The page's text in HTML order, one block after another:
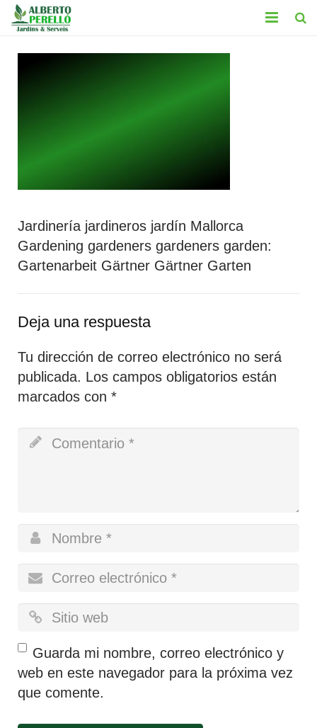
INICIO
Jardinería jardineros jardín Mallorca
Gardening gardeners gardeners garden:
Gartenarbeit Gärtner Gärtner Garten
Deja una respuesta
Tu dirección de correo electrónico no será
publicada. Los campos obligatorios están
marcados con *
Guarda mi nombre, correo electrónico y
web en este navegador para la próxima vez
que comente.